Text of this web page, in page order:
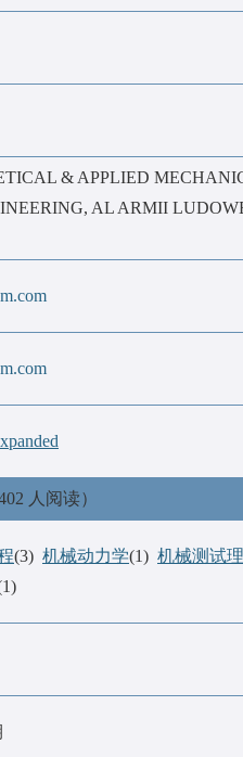
& APPLIED
AL ARMII
人阅读）
(3) 机械动力学(1) 机械测试